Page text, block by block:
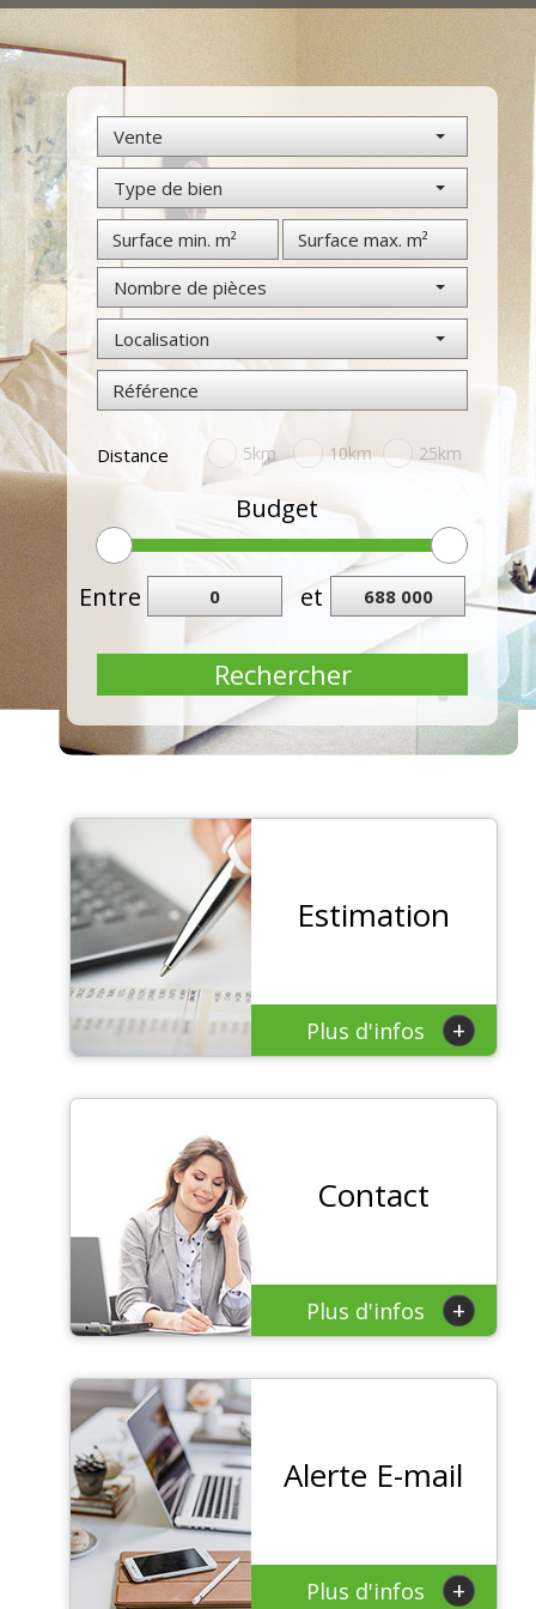
Vente
Type de bien
Nombre de pièces
Localisation
Distance 5km 10km 25km
Budget
Entre et
Rechercher
Estimation
Plus d'infos +
Contact
Plus d'infos +
Alerte E-mail
Plus d'infos +